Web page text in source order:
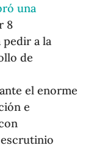
una
8
pedir a la
de
el enorme
e